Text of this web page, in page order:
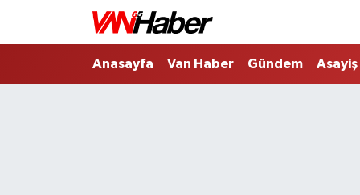
Anasayfa Van Haber Gündem Asayiş
Nöbetçi Eczaneler